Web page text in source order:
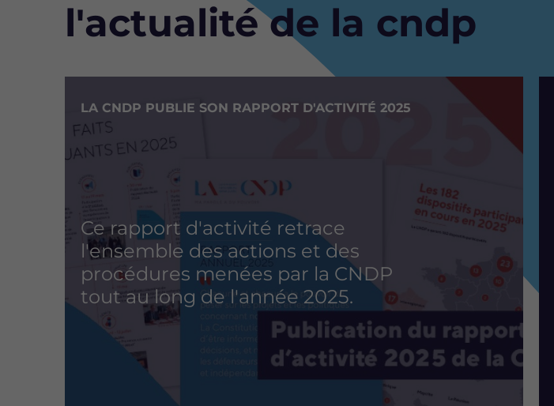
l'actualité de la cndp
LA CNDP PUBLIE SON RAPPORT D'ACTIVITÉ 2025
Ce rapport d'activité retrace
l'ensemble des actions et des
procédures menées par la CNDP
tout au long de l'année 2025.